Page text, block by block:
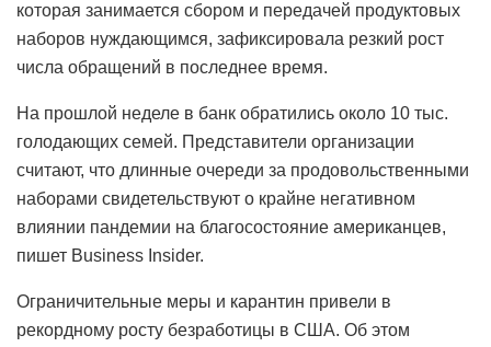
которая занимается сбором и передачей продуктовых
наборов нуждающимся, зафиксировала резкий рост
числа обращений в последнее время.
На прошлой неделе в банк обратились около 10 тыс.
голодающих семей. Представители организации
считают, что длинные очереди за продовольственными
наборами свидетельствуют о крайне негативном
влиянии пандемии на благосостояние американцев,
пишет Business Insider.
Ограничительные меры и карантин привели в
рекордному росту безработицы в США. Об этом